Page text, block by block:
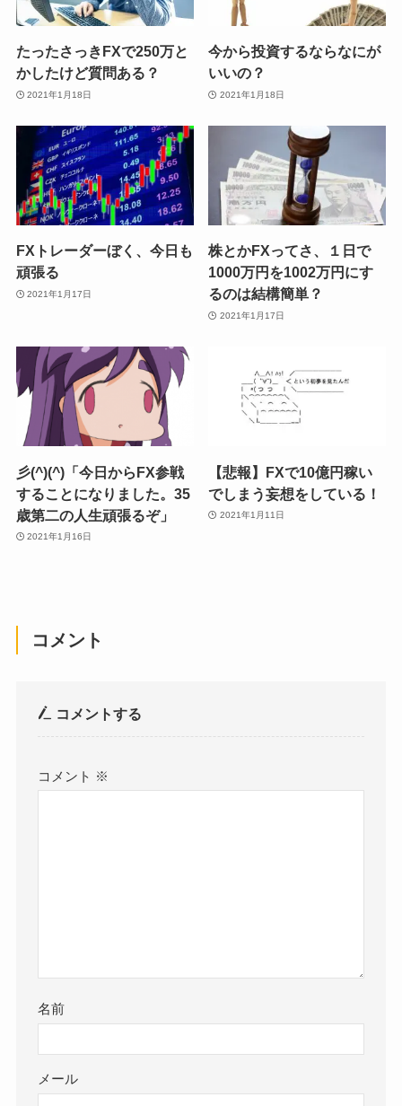
たったさっきFXで250万と
かしたけど質問ある？
2021年1月18日
今から投資するならなにが
いいの？
2021年1月18日
FXトレーダーぼく、今日も
頑張る
2021年1月17日
株とかFXってさ、１日で
1000万円を1002万円にす
るのは結構簡単？
2021年1月17日
彡(^)(^)「今日からFX参戦
することになりました。35
歳第二の人生頑張るぞ」
2021年1月16日
【悲報】FXで10億円稼い
でしまう妄想をしている！
2021年1月11日
コメント
コメントする
コメント ※
名前
メール